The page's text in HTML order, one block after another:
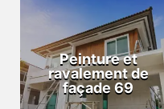
Peinture et
ravalement de
façade 69